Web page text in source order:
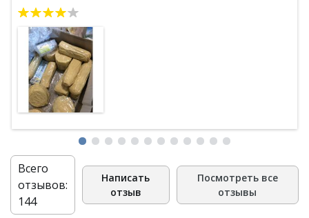
пленку, но это не помогло. Масло для массажа была
повреждено. Помимо заказанных мной продуктов в
посылку мне положили пробники популярных на сайте
товаров, что мне очень понравилось. Вроде мелочь, а
как приятно.
Всего
отзывов:
144
Написать
отзыв
Посмотреть все
отзывы